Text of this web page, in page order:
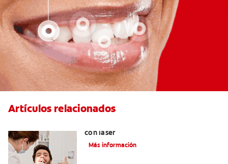
Artículos relacionados
con láser
Más información